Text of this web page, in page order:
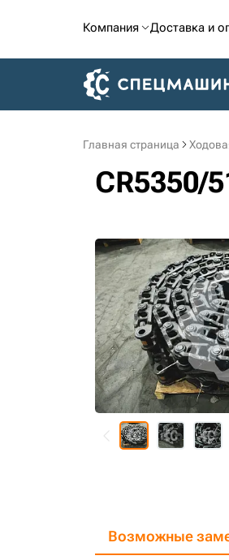
Компания Доставка и
Главная страница
CR5350/
Возможные